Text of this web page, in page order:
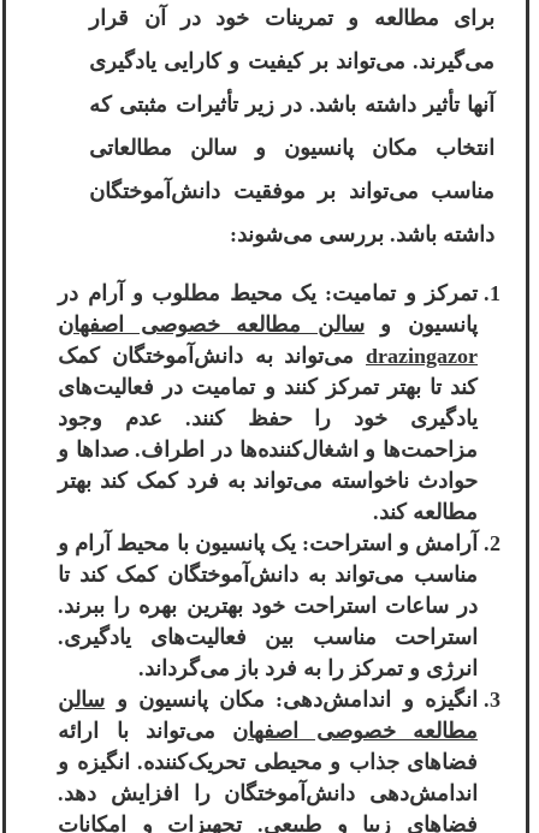
برای مطالعه و تمرینات خود در آن قرار
می‌گیرند. می‌تواند بر کیفیت و کارایی یادگیری
آنها تأثیر داشته باشد. در زیر تأثیرات مثبتی که
انتخاب مکان پانسیون و سالن مطالعاتی
مناسب می‌تواند بر موفقیت دانش‌آموختگان
داشته باشد. بررسی می‌شوند:
تمرکز و تمامیت: یک محیط مطلوب و آرام در
پانسیون وسالن مطالعه خصوصی اصفهان
drazingazor می‌تواند به دانش‌آموختگان کمک
کند تا بهتر تمرکز کنند و تمامیت در فعالیت‌های
یادگیری خود را حفظ کنند. عدم وجود
مزاحمت‌ها و اشغال‌کننده‌ها در اطراف. صداها و
حوادث ناخواسته می‌تواند به فرد کمک کند بهتر
مطالعه کند.
آرامش و استراحت: یک پانسیون با محیط آرام و
مناسب می‌تواند به دانش‌آموختگان کمک کند تا
در ساعات استراحت خود بهترین بهره را ببرند.
استراحت مناسب بین فعالیت‌های یادگیری.
انرژی و تمرکز را به فرد باز می‌گرداند.
انگیزه و اندامش‌دهی: مکان پانسیون و سالن
مطالعه خصوصی اصفهان می‌تواند با ارائه
فضاهای جذاب و محیطی تحریک‌کننده. انگیزه و
اندامش‌دهی دانش‌آموختگان را افزایش دهد.
فضاهای زیبا و طبیعی. تجهیزات و امکانات